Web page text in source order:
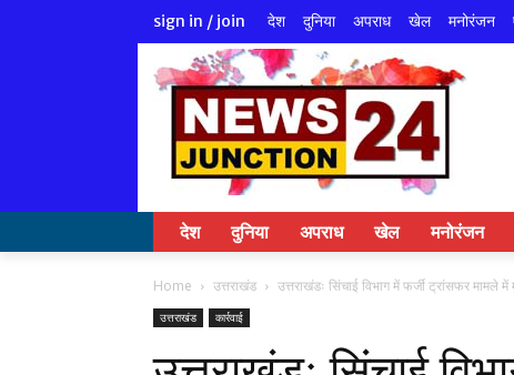
sign in / join देश दुनिया अपराध खेल मनोरंजन
देश दुनिया अपराध खेल मनोरंजन
Home उत्तराखंड उत्तराखंडः सिंचाई विभाग में फर्जी ट्रांसफर मामले
उत्तराखंड कार्रवाई